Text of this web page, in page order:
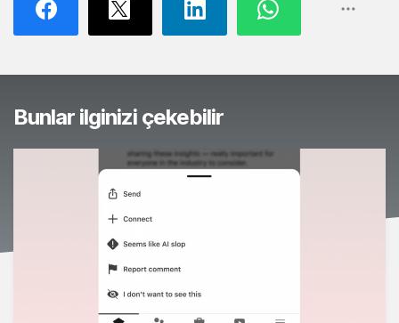
Bunlar ilginizi çekebilir